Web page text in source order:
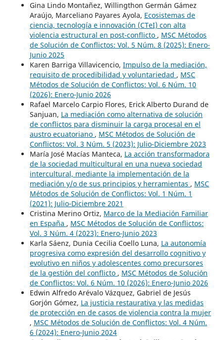
Gina Lindo Montañez, Willingthon Germán Gámez
Araújo, Marceliano Payares Ayola, Ecosistemas de
ciencia, tecnología e innovación (CTeI) con alta
violencia estructural en post-conflicto , MSC Métodos
de Solución de Conflictos: Vol. 5 Núm. 8 (2025): Enero-
Junio 2025
Karen Barriga Villavicencio, Impulso de la mediación,
requisito de procedibilidad y voluntariedad , MSC
Métodos de Solución de Conflictos: Vol. 6 Núm. 10
(2026): Enero-Junio 2026
Rafael Marcelo Carpio Flores, Erick Alberto Durand de
Sanjuan, La mediación como alternativa de solución
de conflictos para disminuir la carga procesal en el
austro ecuatoriano , MSC Métodos de Solución de
Conflictos: Vol. 3 Núm. 5 (2023): Julio-Diciembre 2023
María José Macías Manteca, La acción transformadora
de la sociedad multicultural en una nueva sociedad
intercultural, mediante la implementación de la
mediación y/o de sus principios y herramientas , MSC
Métodos de Solución de Conflictos: Vol. 1 Núm. 1
(2021): Julio-Diciembre 2021
Cristina Merino Ortiz, Marco de la Mediación Familiar
en España , MSC Métodos de Solución de Conflictos:
Vol. 3 Núm. 4 (2023): Enero-Junio 2023
Karla Sáenz, Dunia Cecilia Coello Luna, La autonomía
progresiva como expresión del desarrollo cognitivo y
evolutivo en niños y adolescentes como precursores
de la gestión del conflicto , MSC Métodos de Solución
de Conflictos: Vol. 6 Núm. 10 (2026): Enero-Junio 2026
Edwin Alfredo Arévalo Vázquez, Gabriel de Jesús
Gorjón Gómez, La justicia restaurativa y las medidas
de protección en de casos de violencia contra la mujer
, MSC Métodos de Solución de Conflictos: Vol. 4 Núm.
6 (2024): Enero-Junio 2024